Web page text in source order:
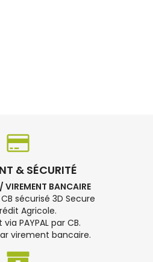
& SÉCURITÉ
VIREMENT BANCAIRE
sécurisé 3D Secure
Agricole.
PAYPAL par CB.
virement bancaire.